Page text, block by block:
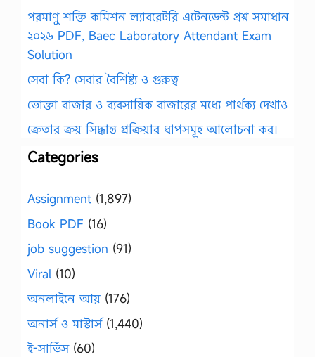
পরমাণু শক্তি কমিশন ল্যাবরেটরি এটেনডেন্ট প্রশ্ন সমাধান
২০২৬ PDF, Baec Laboratory Attendant Exam
Solution
সেবা কি? সেবার বৈশিষ্ট্য ও গুরুত্ব
ভোক্তা বাজার ও ব্যবসায়িক বাজারের মধ্যে পার্থক্য দেখাও
ক্রেতার ক্রয় সিদ্ধান্ত প্রক্রিয়ার ধাপসমূহ আলোচনা কর।
Categories
Assignment (1,897)
Book PDF (16)
job suggestion (91)
Viral (10)
অনলাইনে আয় (176)
অনার্স ও মাস্টার্স(1,440)
ই-সার্ভিস(60)